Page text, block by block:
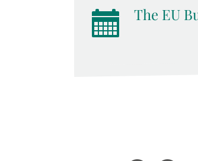
The EU